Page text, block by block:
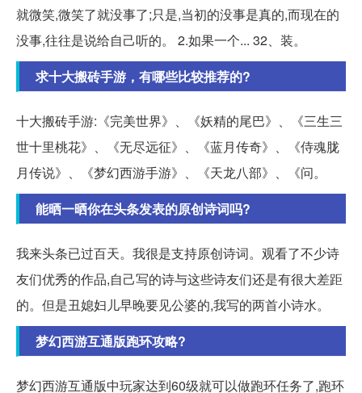
就微笑,微笑了就没事了;只是,当初的没事是真的,而现在的
没事,往往是说给自己听的。 2.如果一个... 32、装。
求十大搬砖手游，有哪些比较推荐的?
十大搬砖手游:《完美世界》、《妖精的尾巴》、《三生三
世十里桃花》、《无尽远征》、《蓝月传奇》、《侍魂胧
月传说》、《梦幻西游手游》、《天龙八部》、《问。
能晒一晒你在头条发表的原创诗词吗?
我来头条已过百天。我很是支持原创诗词。观看了不少诗
友们优秀的作品,自己写的诗与这些诗友们还是有很大差距
的。但是丑媳妇儿早晚要见公婆的,我写的两首小诗水。
梦幻西游互通版跑环攻略?
梦幻西游互通版中玩家达到60级就可以做跑环任务了,跑环